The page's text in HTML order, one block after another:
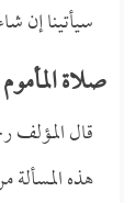
سيأتينا إن
صلاة
قال المؤلف
هذه